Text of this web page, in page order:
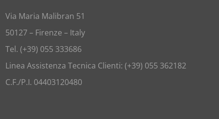
Via Maria Malibran 51
50127 – Firenze – Italy
Tel. (+39) 055 333686
Linea Assistenza Tecnica Clienti: (+39) 055 362182
C.F./P.I. 04403120480